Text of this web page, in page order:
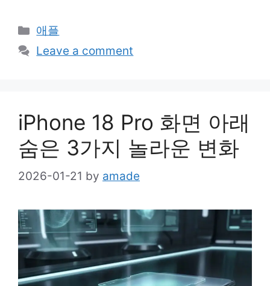
Categories
애플
Leave a comment
iPhone 18 Pro 화면 아래
숨은 3가지 놀라운 변화
2026-01-21 by amade